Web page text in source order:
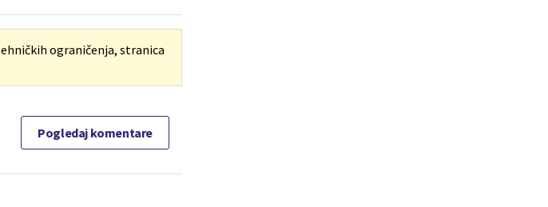
ograničenja, stranica
Pogledaj komentare